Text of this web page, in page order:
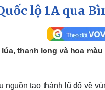
phòng
Thể thao
Thế giới thể thao
lộ 1A qua
lúa, thanh long và hoa
tạo thành lũ đổ về